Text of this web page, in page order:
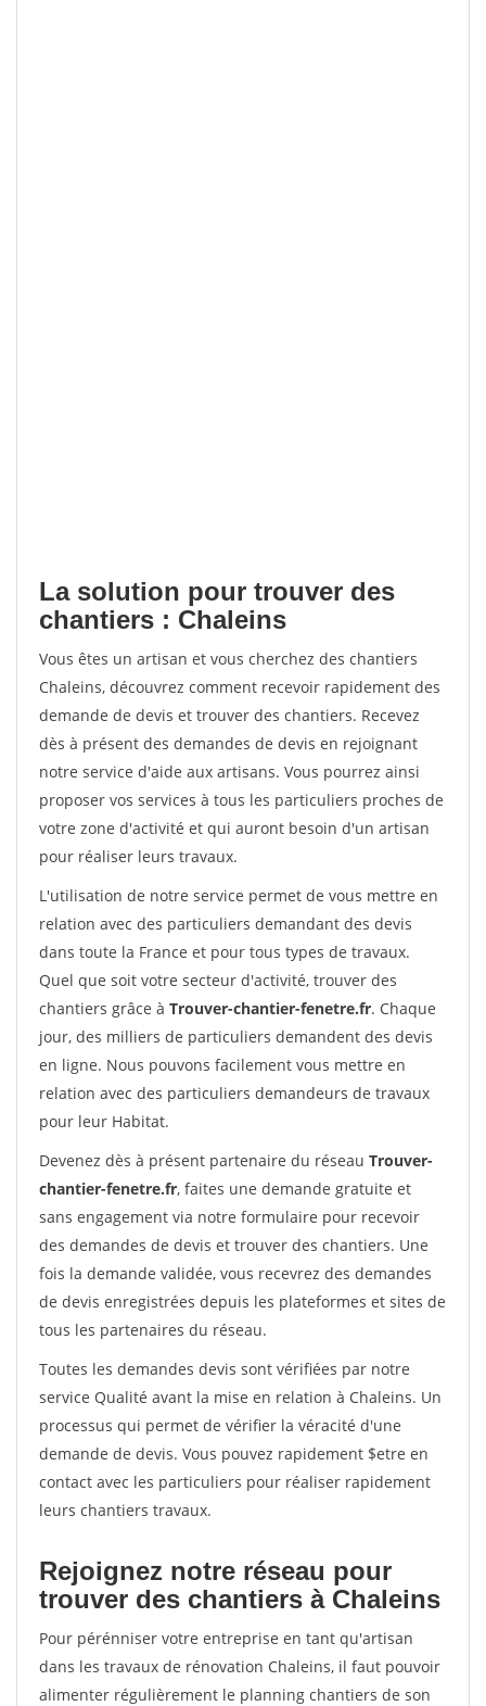
La solution pour trouver des
chantiers : Chaleins
Vous êtes un artisan et vous cherchez des chantiers
Chaleins, découvrez comment recevoir rapidement des
demande de devis et trouver des chantiers. Recevez
dès à présent des demandes de devis en rejoignant
notre service d'aide aux artisans. Vous pourrez ainsi
proposer vos services à tous les particuliers proches de
votre zone d'activité et qui auront besoin d'un artisan
pour réaliser leurs travaux.
L'utilisation de notre service permet de vous mettre en
relation avec des particuliers demandant des devis
dans toute la France et pour tous types de travaux.
Quel que soit votre secteur d'activité, trouver des
chantiers grâce à Trouver-chantier-fenetre.fr. Chaque
jour, des milliers de particuliers demandent des devis
en ligne. Nous pouvons facilement vous mettre en
relation avec des particuliers demandeurs de travaux
pour leur Habitat.
Devenez dès à présent partenaire du réseau Trouver-
chantier-fenetre.fr, faites une demande gratuite et
sans engagement via notre formulaire pour recevoir
des demandes de devis et trouver des chantiers. Une
fois la demande validée, vous recevrez des demandes
de devis enregistrées depuis les plateformes et sites de
tous les partenaires du réseau.
Toutes les demandes devis sont vérifiées par notre
service Qualité avant la mise en relation à Chaleins. Un
processus qui permet de vérifier la véracité d'une
demande de devis. Vous pouvez rapidement $etre en
contact avec les particuliers pour réaliser rapidement
leurs chantiers travaux.
Rejoignez notre réseau pour
trouver des chantiers à Chaleins
Pour pérénniser votre entreprise en tant qu'artisan
dans les travaux de rénovation Chaleins, il faut pouvoir
alimenter régulièrement le planning chantiers de son